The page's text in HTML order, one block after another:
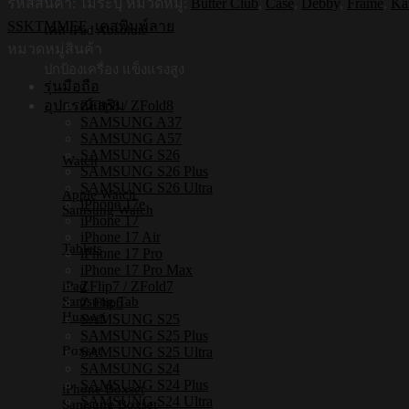
เคส iPad Absolute
อุปกรณ์เสริม
Watch
Apple Watch
Samsung Watch
Tablets
iPad
Samsung Tab
Huawei
Boxset
iPhone Boxset
Samsung Boxset
กระแทก
SSKTMMEE ,
เคสพิมพ์ลาย
รุ่นมือถือ
ZFlip8 / ZFold8
SAMSUNG A37
SAMSUNG A57
SAMSUNG S26
SAMSUNG S26 Plus
SAMSUNG S26 Ultra
iPhone 17e
iPhone 17
iPhone 17 Air
iPhone 17 Pro
iPhone 17 Pro Max
ZFlip7 / ZFold7
Z Flip6
SAMSUNG S25
SAMSUNG S25 Plus
SAMSUNG S25 Ultra
SAMSUNG S24
SAMSUNG S24 Plus
SAMSUNG S24 Ultra